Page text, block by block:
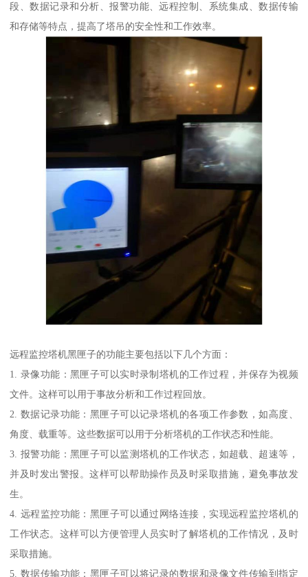
段、数据记录和分析、报警功能、远程控制、系统集成、数据传输
和存储等特点，提高了塔吊的安全性和工作效率。
远程监控塔机黑匣子的功能主要包括以下几个方面：
1. 录像功能：黑匣子可以实时录制塔机的工作过程，并保存为视频
文件。这样可以用于事故分析和工作过程回放。
2. 数据记录功能：黑匣子可以记录塔机的各项工作参数，如高度、
角度、载重等。这些数据可以用于分析塔机的工作状态和性能。
3. 报警功能：黑匣子可以监测塔机的工作状态，如超载、超速等，
并及时发出警报。这样可以帮助操作员及时采取措施，避免事故发
生。
4. 远程监控功能：黑匣子可以通过网络连接，实现远程监控塔机的
工作状态。这样可以方便管理人员实时了解塔机的工作情况，及时
采取措施。
5. 数据传输功能：黑匣子可以将记录的数据和录像文件传输到指定